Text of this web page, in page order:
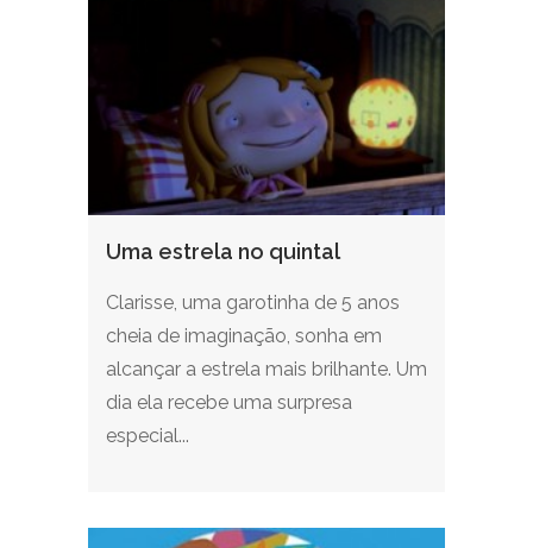
Uma estrela no quintal
Clarisse, uma garotinha de 5 anos
cheia de imaginação, sonha em
alcançar a estrela mais brilhante. Um
dia ela recebe uma surpresa
especial...